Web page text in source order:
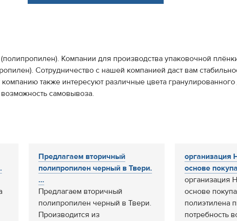
Компании для производства упаковочной
Сотрудничество с нашей компанией даст вам
также интересуют различные цвета
самовывоза.
Предлагаем вторичный
полипропилен черный в Твери.
...
Предлагаем вторичный
полипропилен черный в Твери.
Производится из
организация
основе
организация
основе
полиэтилена
потребность